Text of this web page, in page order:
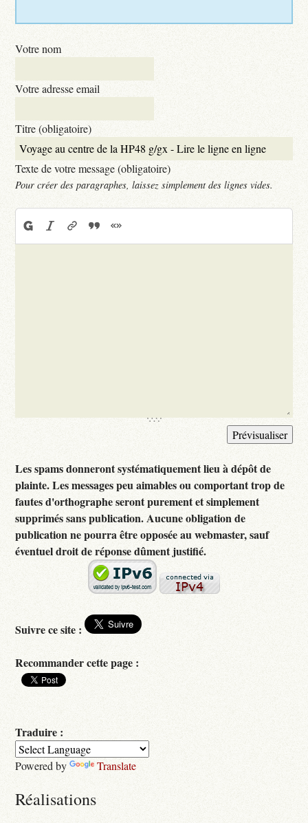
Votre nom
Votre adresse email
Titre (obligatoire)
Texte de votre message (obligatoire)
Pour créer des paragraphes, laissez simplement des lignes vides.
Les spams donneront systématiquement lieu à dépôt de
plainte. Les messages peu aimables ou comportant trop de
fautes d'orthographe seront purement et simplement
supprimés sans publication. Aucune obligation de
publication ne pourra être opposée au webmaster, sauf
éventuel droit de réponse dûment justifié.
Suivre ce site :
Recommander cette page :
Traduire :
Powered by Translate
Réalisations